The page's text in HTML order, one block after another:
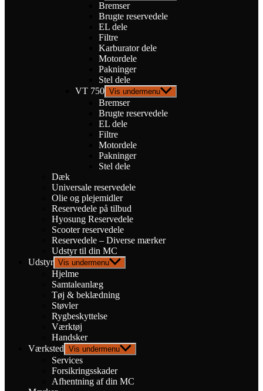
Bremser
Brugte reservedele
EL dele
Filtre
Karburator dele
Motordele
Pakninger
Stel dele
VT 750 Vis undermenu
Bremser
Brugte reservedele
EL dele
Filtre
Motordele
Pakninger
Stel dele
Dæk
Universale reservedele
Olie og plejemidler
Reservedele på tilbud
Hyosung Reservedele
Scooter reservedele
Reservedele – Diverse mærker
Udstyr til din MC
Udstyr Vis undermenu
Hjelme
Samtaleanlæg
Tøj & beklædning
Støvler
Rygbeskyttelse
Værktøj
Handsker
Værksted Vis undermenu
Services
Forsikringsskader
Afhentning af din MC